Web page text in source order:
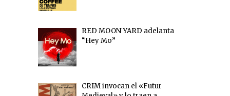
RED MOON YARD adelanta
“Hey Mo”
CRIM invocan el «Futur